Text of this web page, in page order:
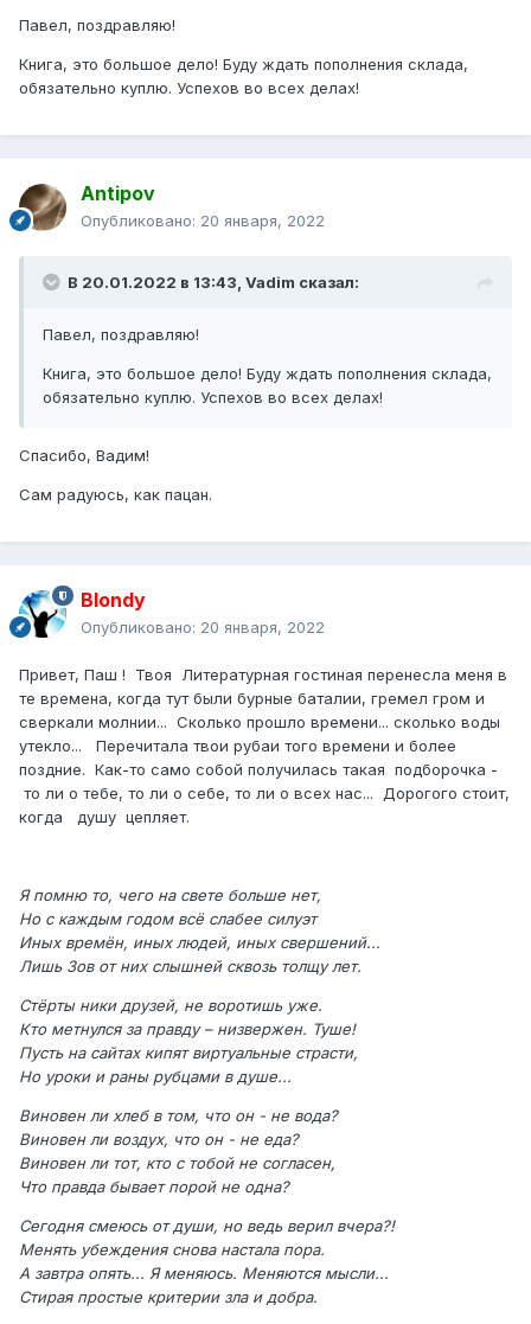
Павел, поздравляю!
Книга, это большое дело! Буду ждать пополнения склада,
обязательно куплю. Успехов во всех делах!
Antipov
Опубликовано: 20 января, 2022
В 20.01.2022 в 13:43, Vadim сказал:
Павел, поздравляю!
Книга, это большое дело! Буду ждать пополнения склада,
обязательно куплю. Успехов во всех делах!
Спасибо, Вадим!
Сам радуюсь, как пацан.
Blondy
Опубликовано: 20 января, 2022
Привет, Паш ! Твоя Литературная гостиная перенесла меня в
те времена, когда тут были бурные баталии, гремел гром и
сверкали молнии... Сколько прошло времени... сколько воды
утекло... Перечитала твои рубаи того времени и более
поздние. Как-то само собой получилась такая подборочка -
то ли о тебе, то ли о себе, то ли о всех нас... Дорогого стоит,
когда душу цепляет.
Я помню то, чего на свете больше нет,
Но с каждым годом всё слабее силуэт
Иных времён, иных людей, иных свершений...
Лишь Зов от них слышней сквозь толщу лет.
Стёрты ники друзей, не воротишь уже.
Кто метнулся за правду – низвержен. Туше!
Пусть на сайтах кипят виртуальные страсти,
Но уроки и раны рубцами в душе...
Виновен ли хлеб в том, что он - не вода?
Виновен ли воздух, что он - не еда?
Виновен ли тот, кто с тобой не согласен,
Что правда бывает порой не одна?
Сегодня смеюсь от души, но ведь верил вчера?!
Менять убеждения снова настала пора.
А завтра опять... Я меняюсь. Меняются мысли...
Стирая простые критерии зла и добра.